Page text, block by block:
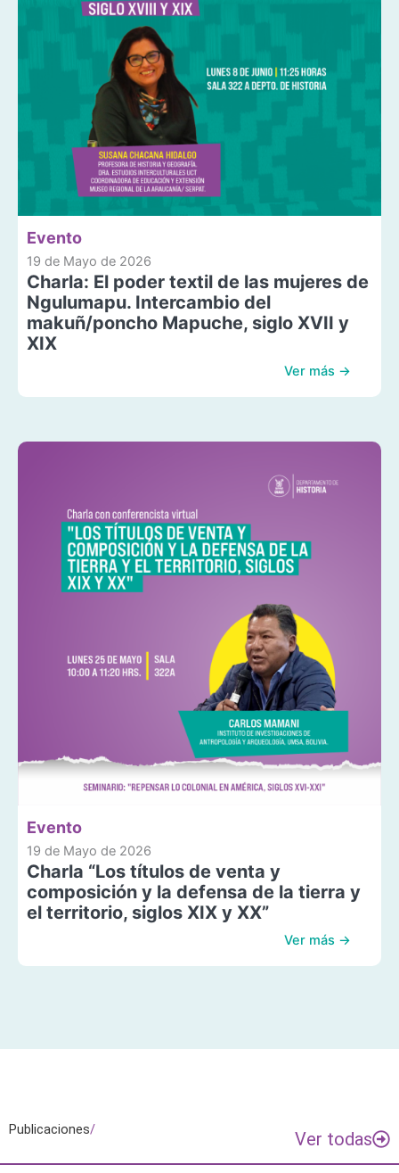
Evento
19 de Mayo de 2026
Charla: El poder textil de las mujeres de
Ngulumapu. Intercambio del
makuñ/poncho Mapuche, siglo XVII y
XIX
Ver más →
Evento
19 de Mayo de 2026
Charla “Los títulos de venta y
composición y la defensa de la tierra y
el territorio, siglos XIX y XX”
Ver más →
Publicaciones/ Ver todas